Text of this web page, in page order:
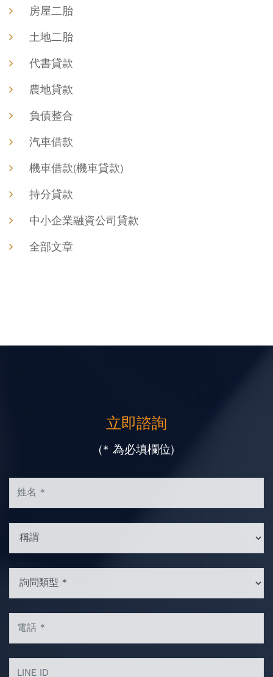
房屋二胎
土地二胎
代書貸款
農地貸款
負債整合
汽車借款
機車借款(機車貸款)
持分貸款
中小企業融資公司貸款
全部文章
立即諮詢
(* 為必填欄位)